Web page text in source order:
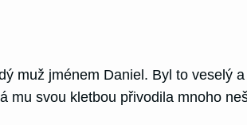
muž jménem Daniel. Byl to veselý
mu svou kletbou přivodila mnoho